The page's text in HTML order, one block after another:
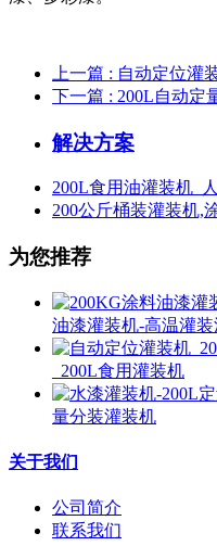
上一篇 : 自动定位灌
下一篇 : 200L自动定
解决方案
200L食用油灌装机_
200公斤桶装灌装机,
为您推荐
油漆灌装机-高温灌
_200L食用灌装机
量分装灌装机
关于我们
公司简介
联系我们